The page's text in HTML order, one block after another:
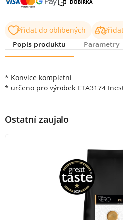
Přidat do oblíbených
Popis produktu
Parametry
* Konvice kompletní
* určeno pro výrobek ETA3174
Ostatní zaujalo